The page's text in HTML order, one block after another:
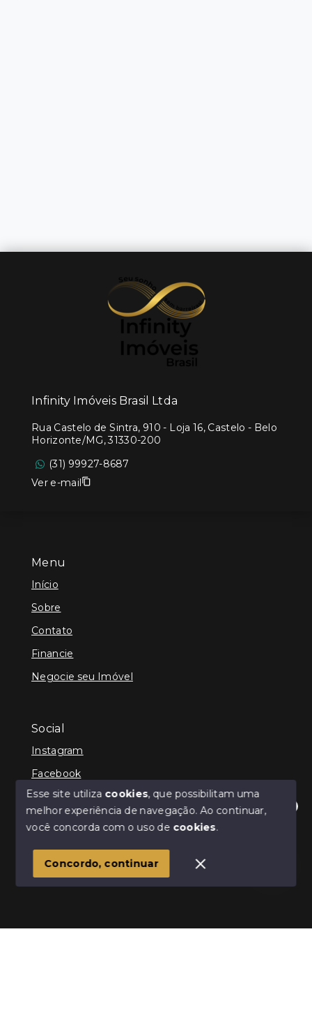
Olá! Estamos disponíveis para te ajudar.
Menu
Início
Sobre
Contato
Financie
Negocie seu Imóvel
Social
Instagram
Facebook
© Copyright 2026 - Infinity Imóveis Brasil Ltda - Todos
SITE PARA IMOBILIARIA
Infinity Imóveis Brasil Ltda
Rua Castelo de Sintra, 910 - Loja 16, Castelo - Belo
Horizonte/MG, 31330-200
(31) 99927-8687
Ver e-mail
Esse site utiliza cookies, que possibilitam uma
melhor experiência de navegação.Ao continuar,
você concorda com o uso de cookies.
Concordo, continuar